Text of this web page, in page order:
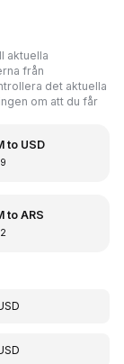
aktuella
från
det aktuella
om att du får
to USD
to ARS